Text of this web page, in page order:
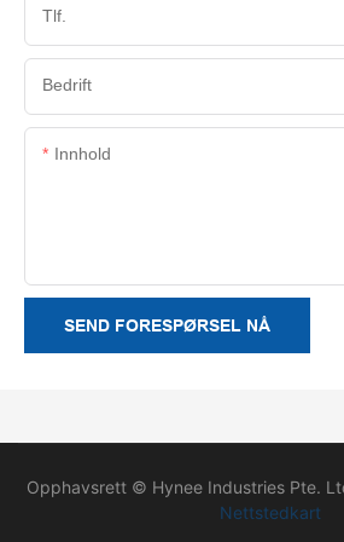
Tlf.
Bedrift
Innhold
SEND FORESPØRSEL NÅ
Opphavsrett © Hynee Industries Pte.
Nettstedkart